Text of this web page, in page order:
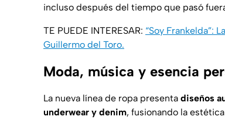
incluso después del tiempo que pasó
TE PUEDE INTERESAR: “Soy Frankelda”:
Guillermo del Toro.
Moda, música y esencia
La nueva línea de ropa presenta diseños
underwear y denim, fusionando la